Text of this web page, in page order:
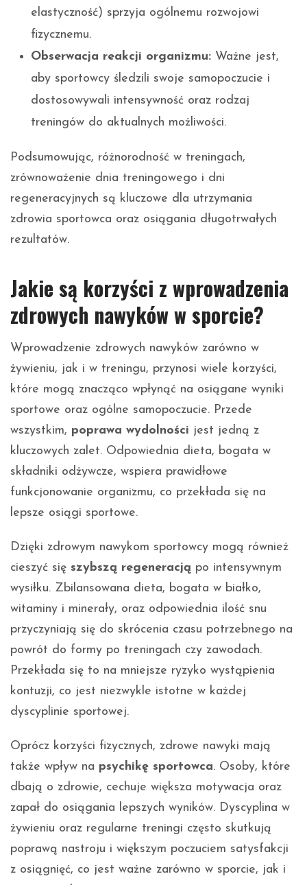
elastyczność) sprzyja ogólnemu rozwojowi
fizycznemu.
Obserwacja reakcji organizmu: Ważne jest,
aby sportowcy śledzili swoje samopoczucie i
dostosowywali intensywność oraz rodzaj
treningów do aktualnych możliwości.
Podsumowując, różnorodność w treningach,
zrównoważenie dnia treningowego i dni
regeneracyjnych są kluczowe dla utrzymania
zdrowia sportowca oraz osiągania długotrwałych
rezultatów.
Jakie są korzyści z wprowadzenia
zdrowych nawyków w sporcie?
Wprowadzenie zdrowych nawyków zarówno w
żywieniu, jak i w treningu, przynosi wiele korzyści,
które mogą znacząco wpłynąć na osiągane wyniki
sportowe oraz ogólne samopoczucie. Przede
wszystkim, poprawa wydolności jest jedną z
kluczowych zalet. Odpowiednia dieta, bogata w
składniki odżywcze, wspiera prawidłowe
funkcjonowanie organizmu, co przekłada się na
lepsze osiągi sportowe.
Dzięki zdrowym nawykom sportowcy mogą również
cieszyć się szybszą regeneracją po intensywnym
wysiłku. Zbilansowana dieta, bogata w białko,
witaminy i minerały, oraz odpowiednia ilość snu
przyczyniają się do skrócenia czasu potrzebnego na
powrót do formy po treningach czy zawodach.
Przekłada się to na mniejsze ryzyko wystąpienia
kontuzji, co jest niezwykle istotne w każdej
dyscyplinie sportowej.
Oprócz korzyści fizycznych, zdrowe nawyki mają
także wpływ na psychikę sportowca. Osoby, które
dbają o zdrowie, cechuje większa motywacja oraz
zapał do osiągania lepszych wyników. Dyscyplina w
żywieniu oraz regularne treningi często skutkują
poprawą nastroju i większym poczuciem satysfakcji
z osiągnięć, co jest ważne zarówno w sporcie, jak i